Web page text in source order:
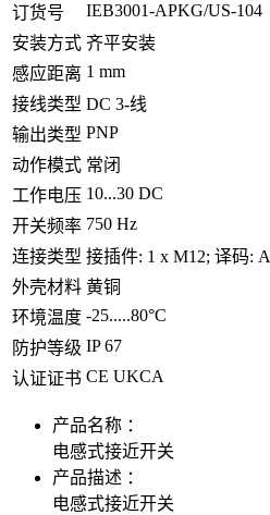
订货号
IEB3001-APKG/US-104
安装方式 齐平安装
感应距离 1 mm
接线类型 DC 3-线
输出类型 PNP
动作模式 常闭
工作电压 10...30 DC
开关频率 750 Hz
连接类型 接插件: 1 x M12; 译码: A
外壳材料 黄铜
环境温度 -25.....80°C
防护等级 IP 67
认证证书 CE UKCA
产品名称 ：
电感式接近开关
产品描述 ：
电感式接近开关